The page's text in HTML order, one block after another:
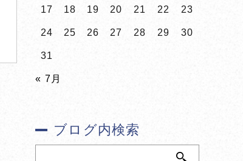
17 18 19 20 21 22 23
24 25 26 27 28 29 30
31
« 7月
ブログ内検索